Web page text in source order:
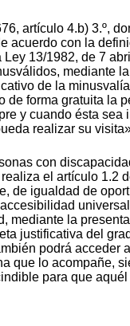
artículo 4.b) 3.º,
acuerdo con la
13/1982, de 7
mediante
de la
de forma gratuita la
y cuando ésta sea
realizar su
con
el artículo 1.2
de igualdad de
mediante la
justificativa del
podrá acceder
que lo acompañe,
para que